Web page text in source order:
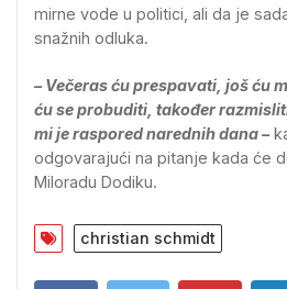
mirne vode u politici, ali da je
snažnih odluka.
– Večeras ću prespavati, još ću
ću se probuditi, također
mi je raspored narednih dana –
odgovarajući na pitanje kada će
Miloradu Dodiku.
christian schmidt